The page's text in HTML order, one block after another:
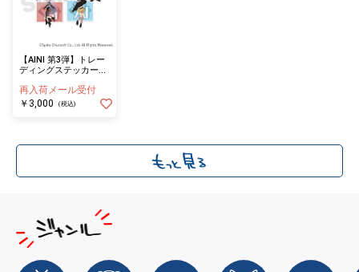
【AINI 第3弾】トレー
ディングステッカー≪
再入荷メール受付
￥3,000
(税込)